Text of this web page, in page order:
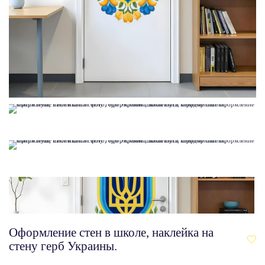
Оформление стен в школе, наклейка на
стену герб Украины.